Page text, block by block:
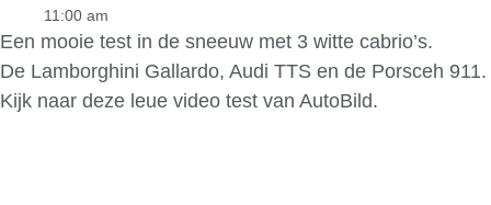
11:00 am
Een mooie test in de sneeuw met 3 witte cabrio’s.
De Lamborghini Gallardo, Audi TTS en de Porsceh 911.
Kijk naar deze leue video test van AutoBild.